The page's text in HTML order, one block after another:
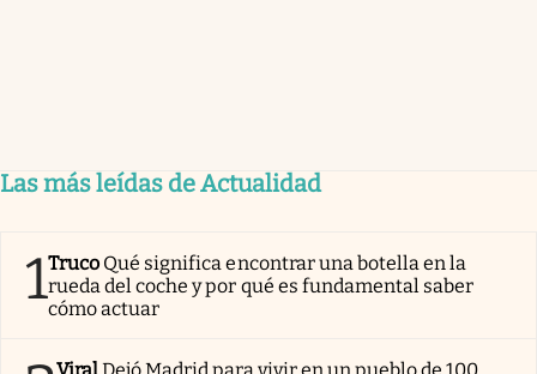
Las más leídas de Actualidad
1Truco Qué significa encontrar una botella en la
rueda del coche y por qué es fundamental saber
cómo actuar